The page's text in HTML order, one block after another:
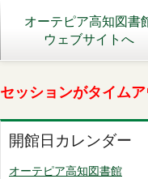
オーテピア高知図書
ウェブサイトへ
セッションがタイムア
開館日カレンダー
オーテピア高知図書館